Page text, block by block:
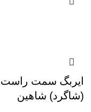
ایربگ سمت راست
(شاگرد) شاهین